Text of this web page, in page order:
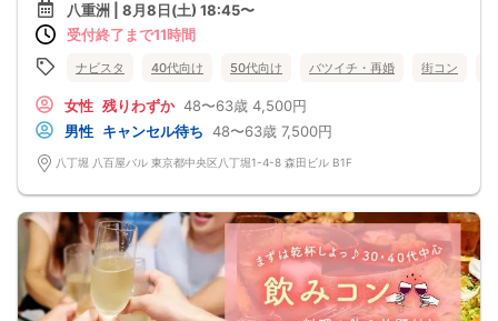
八重洲 | 8月8日(土) 18:45〜
受付終了まで11時間
ナビスタ 40代向け 50代向け バツイチ・再婚 街コン
女性 残りわずか 48〜63歳 4,500円
男性 キャンセル待ち 48〜63歳 7,500円
八丁堀 八百屋バル 東京都中央区八丁堀1-4-8 森田ビル B1F